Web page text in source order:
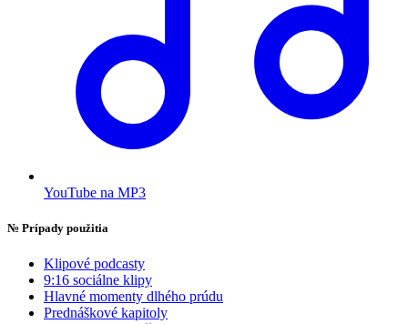
YouTube na MP3
№ Prípady použitia
Klipové podcasty
9:16 sociálne klipy
Hlavné momenty dlhého prúdu
Prednáškové kapitoly